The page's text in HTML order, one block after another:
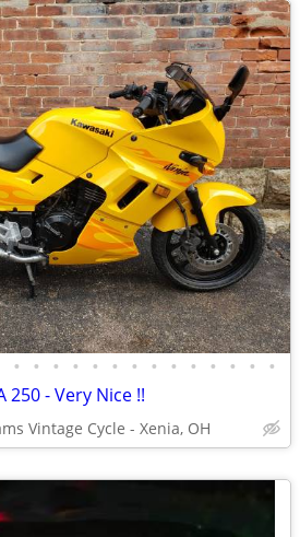
• • • • • • • • • • • • • •
250 - Very Nice !!
Vintage Cycle - Xenia, OH